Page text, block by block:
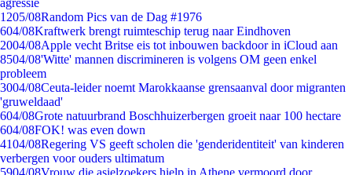
agressie
1205/08Random Pics van de Dag #1976
604/08Kraftwerk brengt ruimteschip terug naar Eindhoven
2004/08Apple vecht Britse eis tot inbouwen backdoor in iCloud aan
8504/08'Witte' mannen discrimineren is volgens OM geen enkel
probleem
3004/08Ceuta-leider noemt Marokkaanse grensaanval door migranten
'gruweldaad'
604/08Grote natuurbrand Boschhuizerbergen groeit naar 100 hectare
604/08FOK! was even down
4104/08Regering VS geeft scholen die 'genderidentiteit' van kinderen
verbergen voor ouders ultimatum
5904/08Vrouw die asielzoekers hielp in Athene vermoord door